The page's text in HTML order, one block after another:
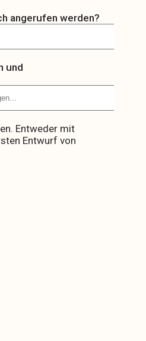
angerufen werden?
und
Entweder mit
Entwurf von